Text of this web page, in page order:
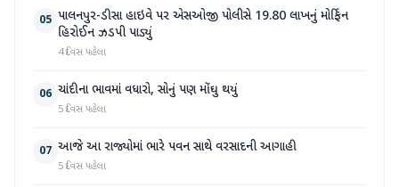
05 પાલનપુર-ડીસા હાઇવે પર એસઓજી પોલીસે 19.80 લાખનું મોર્ફિન
હિરોઈન ઝડપી પાડ્યું
4 દિવસ પહેલા
06 ચાંદીના ભાવમાં વધારો, સોનું પણ મોંઘુ થયું
5 દિવસ પહેલા
07 આજે આ રાજ્યોમાં ભારે પવન સાથે વરસાદની આગાહી
5 દિવસ પહેલા